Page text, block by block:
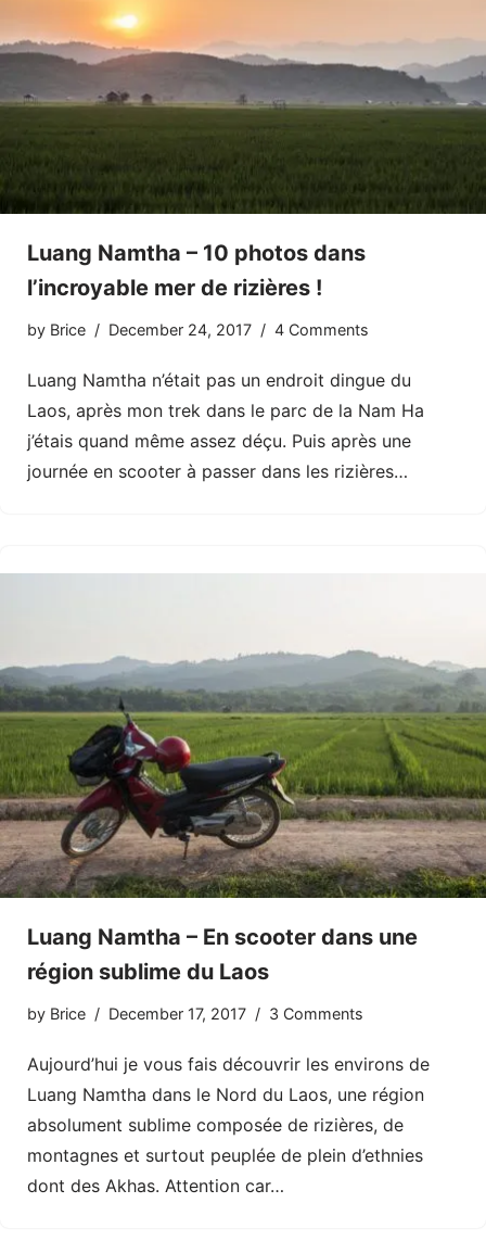
Luang Namtha – 10 photos dans
l’incroyable mer de rizières !
by Brice December 24, 2017 4 Comments
Luang Namtha n’était pas un endroit dingue du
Laos, après mon trek dans le parc de la Nam Ha
j’étais quand même assez déçu. Puis après une
journée en scooter à passer dans les rizières…
Luang Namtha – En scooter dans une
région sublime du Laos
by Brice December 17, 2017 3 Comments
Aujourd’hui je vous fais découvrir les environs de
Luang Namtha dans le Nord du Laos, une région
absolument sublime composée de rizières, de
montagnes et surtout peuplée de plein d’ethnies
dont des Akhas. Attention car…